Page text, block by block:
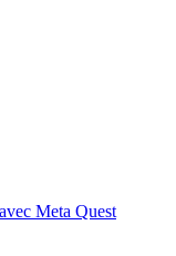
Meta Quest